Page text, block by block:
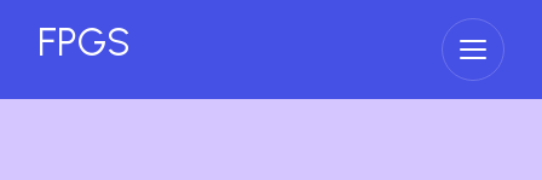
FPGS Abrir